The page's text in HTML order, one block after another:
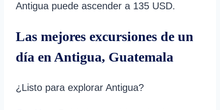
Antigua puede ascender a 135 USD.
Las mejores excursiones de un
día en Antigua, Guatemala
¿Listo para explorar Antigua?